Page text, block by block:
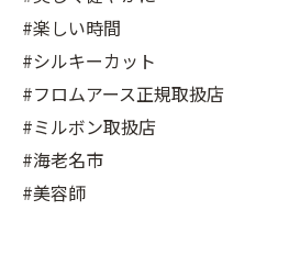
#楽しい時間
#シルキーカット
#フロムアース正規取扱店
#ミルボン取扱店
#海老名市
#美容師